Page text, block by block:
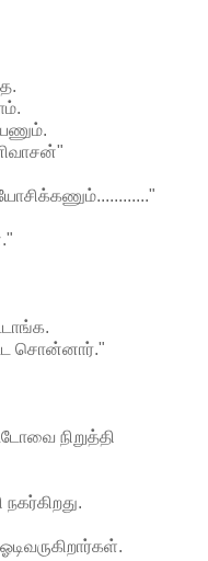
சொன்னார்."
நிறுத்தி